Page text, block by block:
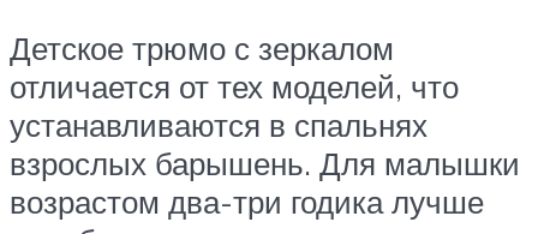
Детское трюмо с зеркалом
отличается от тех моделей, что
устанавливаются в спальнях
взрослых барышень. Для малышки
возрастом два-три годика лучше